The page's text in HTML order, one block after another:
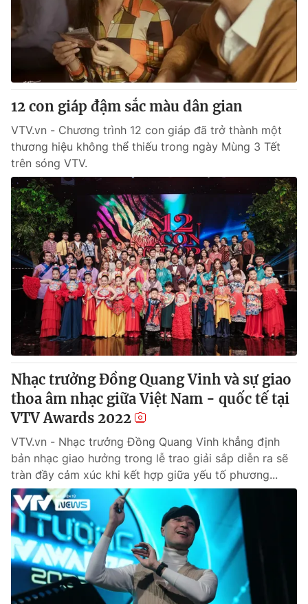
12 con giáp đậm sắc màu dân gian
VTV.vn - Chương trình 12 con giáp đã trở thành một
thương hiệu không thể thiếu trong ngày Mùng 3 Tết
trên sóng VTV.
Nhạc trưởng Đồng Quang Vinh và sự giao
thoa âm nhạc giữa Việt Nam - quốc tế tại
VTV Awards 2022
VTV.vn - Nhạc trưởng Đồng Quang Vinh khẳng định
bản nhạc giao hưởng trong lễ trao giải sắp diễn ra sẽ
tràn đầy cảm xúc khi kết hợp giữa yếu tố phương...